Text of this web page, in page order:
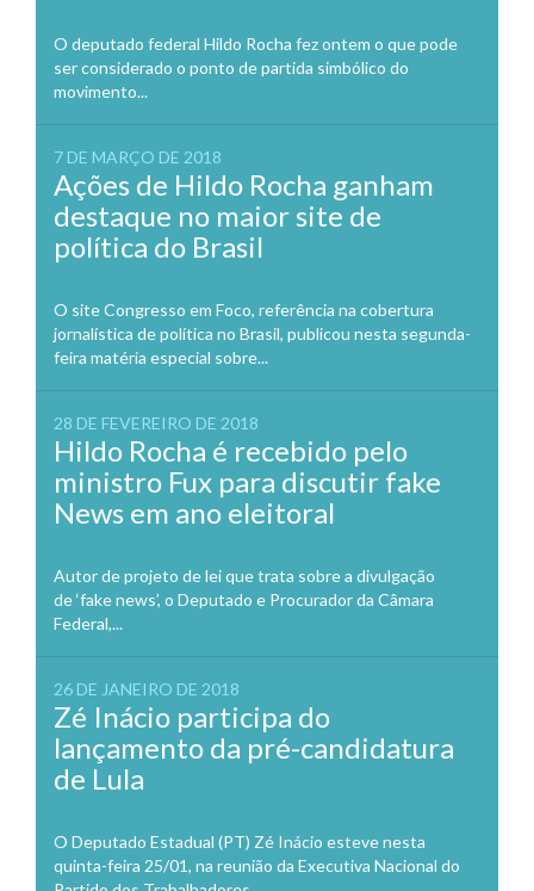
O deputado federal Hildo Rocha fez ontem o que pode
ser considerado o ponto de partida simbólico do
movimento...
7 DE MARÇO DE 2018
Ações de Hildo Rocha ganham
destaque no maior site de
política do Brasil
O site Congresso em Foco, referência na cobertura
jornalística de política no Brasil, publicou nesta segunda-
feira matéria especial sobre...
28 DE FEVEREIRO DE 2018
Hildo Rocha é recebido pelo
ministro Fux para discutir fake
News em ano eleitoral
Autor de projeto de lei que trata sobre a divulgação
de ‘fake news’, o Deputado e Procurador da Câmara
Federal,...
26 DE JANEIRO DE 2018
Zé Inácio participa do
lançamento da pré-candidatura
de Lula
O Deputado Estadual (PT) Zé Inácio esteve nesta
quinta-feira 25/01, na reunião da Executiva Nacional do